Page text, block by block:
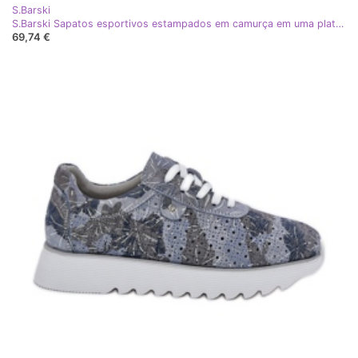
S.Barski
S.Barski Sapatos esportivos estampados em camurça em uma plataforma com D&amp;A LR51-635 Silver Glitter cinza
69,74 €